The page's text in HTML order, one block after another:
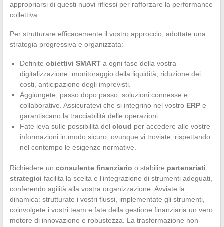
appropriarsi di questi nuovi riflessi per rafforzare la performance
collettiva.
Per strutturare efficacemente il vostro approccio, adottate una
strategia progressiva e organizzata:
Definite obiettivi SMARTa ogni fase della vostra
digitalizzazione: monitoraggio della liquidità, riduzione dei
costi, anticipazione degli imprevisti.
Aggiungete, passo dopo passo, soluzioni connesse e
collaborative. Assicuratevi che si integrino nel vostro ERPe
garantiscano la tracciabilità delle operazioni.
Fate leva sulle possibilità del cloud per accedere alle vostre
informazioni in modo sicuro, ovunque vi troviate, rispettando
nel contempo le esigenze normative.
Richiedere un consulente finanziario o stabilire partenariati
strategici facilita la scelta e l’integrazione di strumenti adeguati,
conferendo agilità alla vostra organizzazione. Avviate la
dinamica: strutturate i vostri flussi, implementate gli strumenti,
coinvolgete i vostri team e fate della gestione finanziaria un vero
motore di innovazione e robustezza. La trasformazione non